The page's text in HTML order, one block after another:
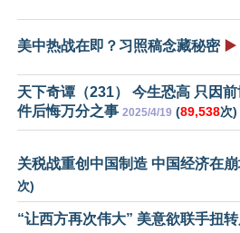
美中热战在即？习照稿念藏秘密 ▶️
天下奇谭（231） 今生恐高 只因
件后悔万分之事 2025/4/19 (89,538次)
关税战重创中国制造 中国经济在崩
次)
“让西方再次伟大” 美意欲联手扭